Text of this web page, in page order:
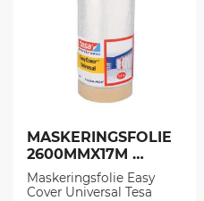
MASKERINGSFOLIE
2600MMX17M
UNIVERSA (1 st/frp)
Maskeringsfolie Easy
Cover Universal Tesa